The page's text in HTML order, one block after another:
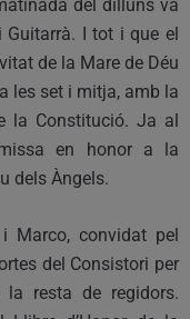
del dilluns va
Guitarrà. I tot i que el
de la Mare de Déu
les set i mitja, amb la
la Constitució. Ja al
en honor a la
dels Àngels.
i Marco, convidat pel
del Consistori per
la resta de regidors.